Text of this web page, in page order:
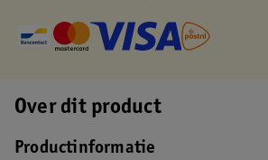
Over dit product
Productinformatie